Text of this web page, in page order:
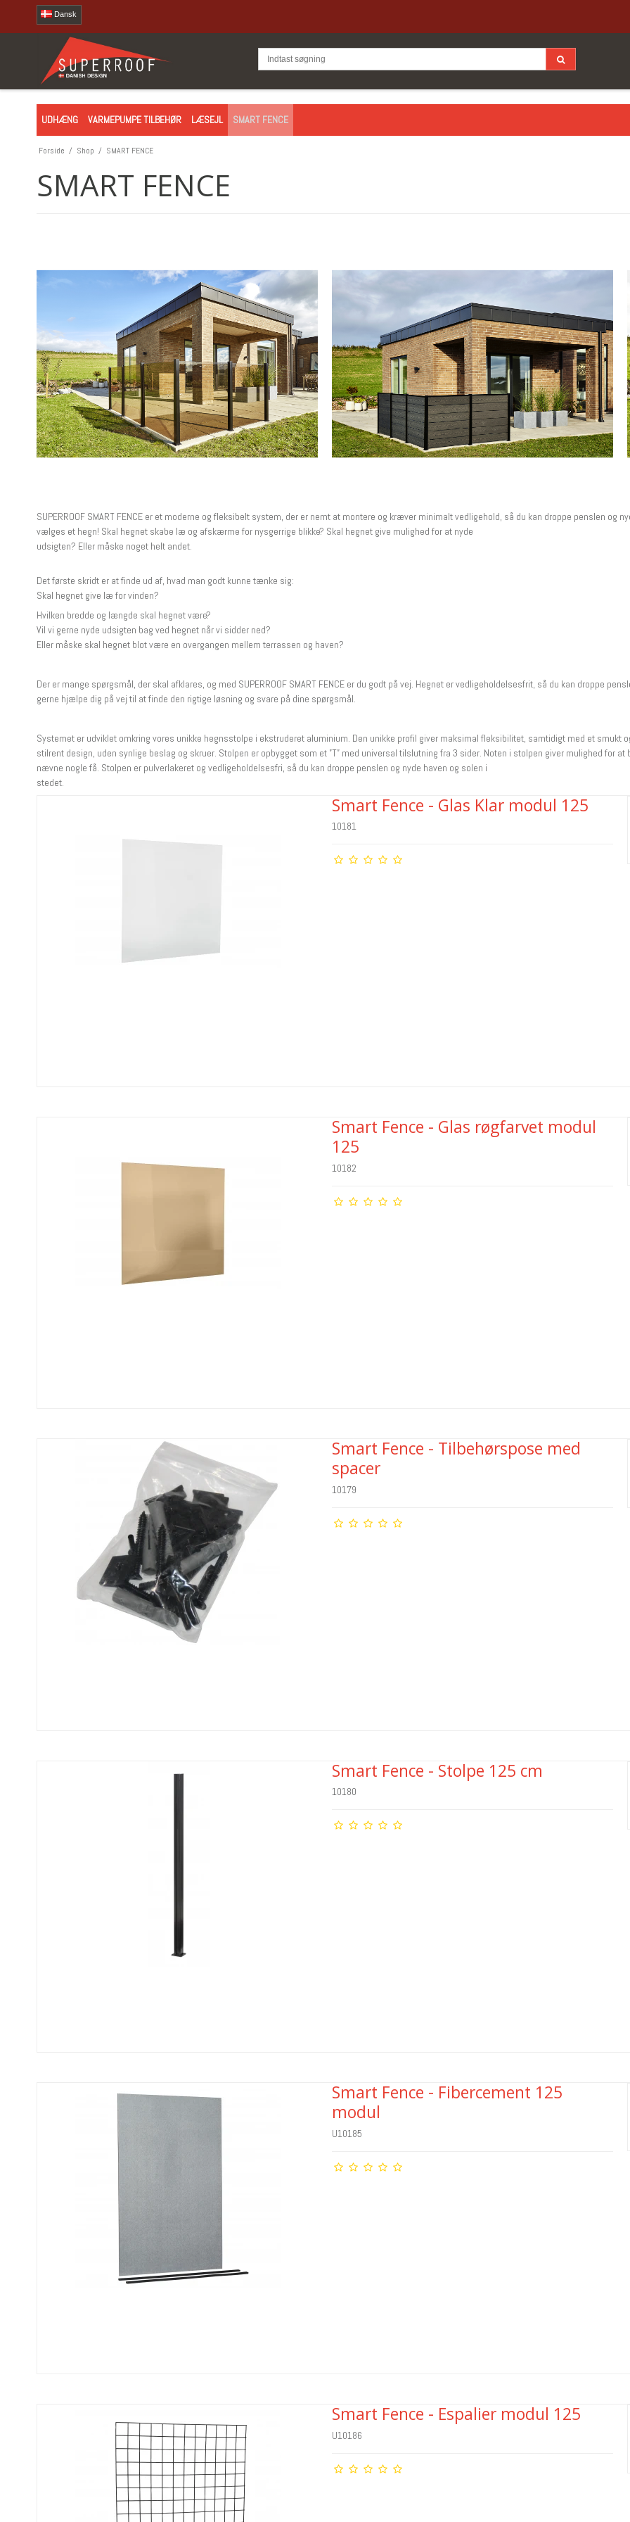
Dansk
UDHÆNG VARMEPUMPE TILBEHØR LÆSEJL SMART FENCE
Forside / Shop / SMART FENCE
SMART FENCE
SUPERROOF SMART FENCE er et moderne og fleksibelt system, der er nemt at montere og kræver minimalt vedligehold, så du kan droppe penslen og
vælges et hegn! Skal hegnet skabe læ og afskærme for nysgerrige blikke? Skal hegnet give mulighed for at nyde
udsigten? Eller måske noget helt andet.
Det første skridt er at finde ud af, hvad man godt kunne tænke sig:
Skal hegnet give læ for vinden?
Hvilken bredde og længde skal hegnet være?
Vil vi gerne nyde udsigten bag ved hegnet når vi sidder ned?
Eller måske skal hegnet blot være en overgangen mellem terrassen og haven?
Der er mange spørgsmål, der skal afklares, og med SUPERROOF SMART FENCE er du godt på vej. Hegnet er vedligeholdelsesfrit, så du kan droppe
gerne hjælpe dig på vej til at finde den rigtige løsning og svare på dine spørgsmål.
Systemet er udviklet omkring vores unikke hegnsstolpe i ekstruderet aluminium. Den unikke profil giver maksimal fleksibilitet, samtidigt med et smukt
stilrent design, uden synlige beslag og skruer. Stolpen er opbygget som et ”T” med universal tilslutning fra 3 sider. Noten i stolpen giver mulighed for
nævne nogle få. Stolpen er pulverlakeret og vedligeholdelsesfri, så du kan droppe penslen og nyde haven og solen i
stedet.
Smart Fence - Glas Klar modul 125
10181
Smart Fence - Glas røgfarvet modul
125
10182
Smart Fence - Tilbehørspose med
spacer
10179
Smart Fence - Stolpe 125 cm
10180
Smart Fence - Fibercement 125
modul
U10185
Smart Fence - Espalier modul 125
U10186